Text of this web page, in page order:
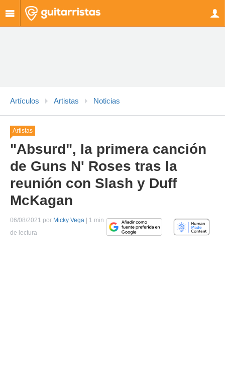
Artículos Artistas Noticias
Artistas
"Absurd", la primera canción
de Guns N' Roses tras la
reunión con Slash y Duff
McKagan
06/08/2021 por Micky Vega | 1 min
de lectura